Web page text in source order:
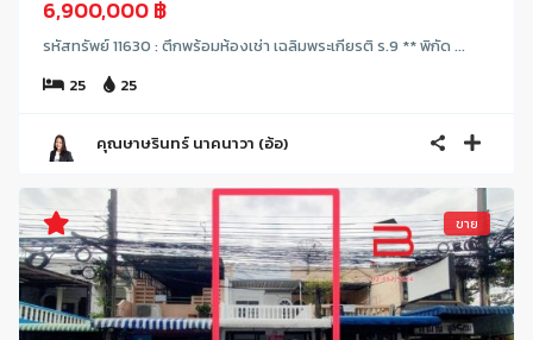
6,900,000 ฿
รหัสทรัพย์ 11630 : ตึกพร้อมห้องเช่า เฉลิมพระเกียรติ ร.9 ** พิกัด ...
25
25
คุณษาษรินทร์ นาคนาวา (อ้อ)
ขาย